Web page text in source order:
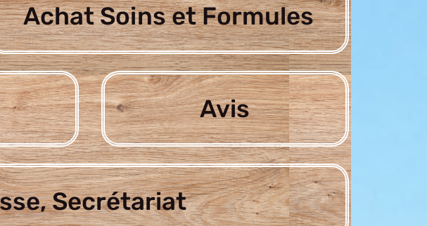
Achat Soins et Formules
Avis
Secrétariat